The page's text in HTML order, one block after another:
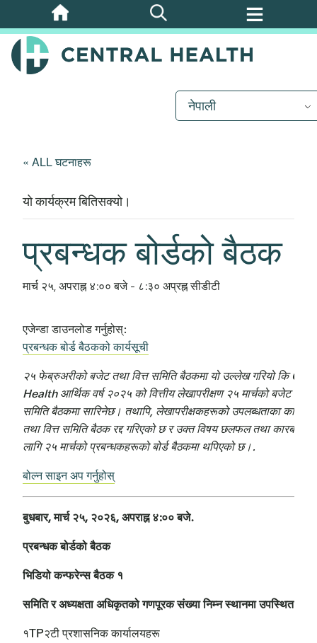
मुख्य
सामग्रीमा
जानुहोस्
नेपाली
« ALL घटनाहरू
यो कार्यक्रम बितिसक्यो।
प्रबन्धक बोर्डको बैठक
मार्च २५, अपराह्न ४:०० बजे- ८:३० अप्रह्नसीडीटी
एजेन्डा डाउनलोड गर्नुहोस्:
प्रबन्धक बोर्ड बैठकको कार्यसूची
२५ फेब्रुअरीको बजेट तथा वित्त समिति बैठकमा यो उल्लेख गरियो कि
Health आर्थिक वर्ष २०२५ को वित्तीय लेखापरीक्षण २५ मार्चको बजेट तथा
समिति बैठकमा सारिनेछ। तथापि, लेखापरीक्षकहरूको उपलब्धताका कारण
तथा वित्त समिति बैठक रद्द गरिएको छ र उक्त विषय छलफल तथा कारबाहीका
लागि २५ मार्चको प्रबन्धकहरूको बोर्ड बैठकमा थपिएको छ।.
बोल्न साइन अप गर्नुहोस्
बुधबार, मार्च २५, २०२६, अपराह्न ४:०० बजे.
प्रबन्धक बोर्डको बैठक
भिडियो कन्फरेन्स बैठक १
समिति र अध्यक्षता अधिकृतको गणपूरक संख्या निम्न स्थानमा उपस्थित
१TP२टी प्रशासनिक कार्यालयहरू